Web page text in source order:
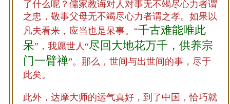
了什么呢？儒家教诲对人对事无不竭尽心力者谓
之忠，敬事父母无不竭尽心力者谓之孝。如果以
凡夫看来，应当也是呆事。“千古难能唯此
呆”，我愿世人“尽回大地花万千，供养宗
门一臂禅”。那么，世间与出世间的事，尽于
此矣。
此外，达摩大师的运气真好，到了中国，恰巧就